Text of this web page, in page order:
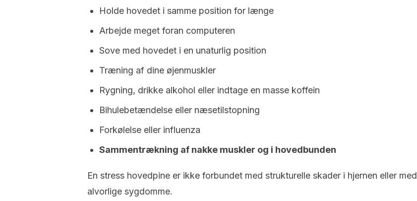
Holde hovedet i samme position for længe
Arbejde meget foran computeren
Sove med hovedet i en unaturlig position
Træning af dine øjenmuskler
Rygning, drikke alkohol eller indtage en masse koffein
Bihulebetændelse eller næsetilstopning
Forkølelse eller influenza
Sammentrækning af nakke muskler og i hovedbunden
En stress hovedpine er ikke forbundet med strukturelle skader i hjernen eller med
alvorlige sygdomme.